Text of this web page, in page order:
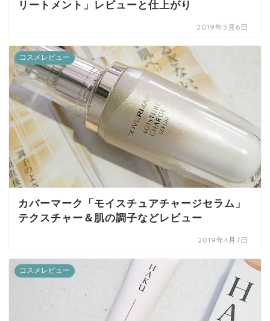
リートメント」レビューと仕上がり
2019年5月6日
コスメレビュー
カバーマーク「モイスチュアチャージセラム」
テクスチャー＆肌の調子などレビュー
2019年4月7日
コスメレビュー